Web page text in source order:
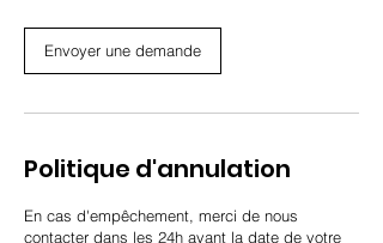
Envoyer une demande
Politique d'annulation
En cas d'empêchement, merci de nous
contacter dans les 24h avant la date de votre